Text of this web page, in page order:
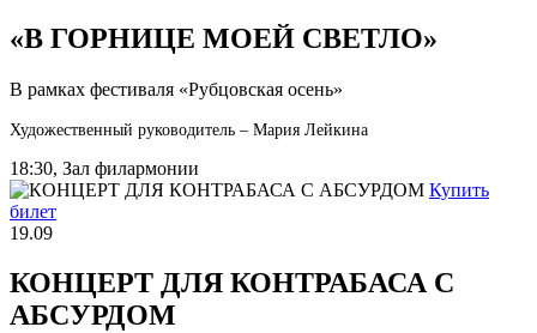
«В ГОРНИЦЕ МОЕЙ СВЕТЛО»
В рамках фестиваля «Рубцовская осень»
Художественный руководитель – Мария Лейкина
18:30, Зал филармонии
Купить
билет
19.09
КОНЦЕРТ ДЛЯ КОНТРАБАСА С
АБСУРДОМ